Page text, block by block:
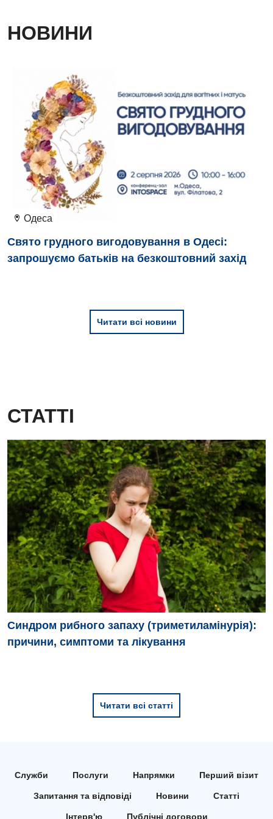
НОВИНИ
Одеса
Свято грудного вигодовування в Одесі:
запрошуємо батьків на безкоштовний захід
Читати всі новини
СТАТТІ
Синдром рибного запаху (триметиламінурія):
причини, симптоми та лікування
Читати всі статті
Служби Послуги Напрямки Перший візит
Запитання та відповіді Новини Статті
Інтерв'ю Публічні договори